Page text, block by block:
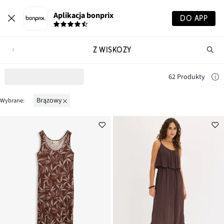
Aplikacja bonprix DO APP
Z WISKOZY
62 Produkty
Wybrane: brązowy